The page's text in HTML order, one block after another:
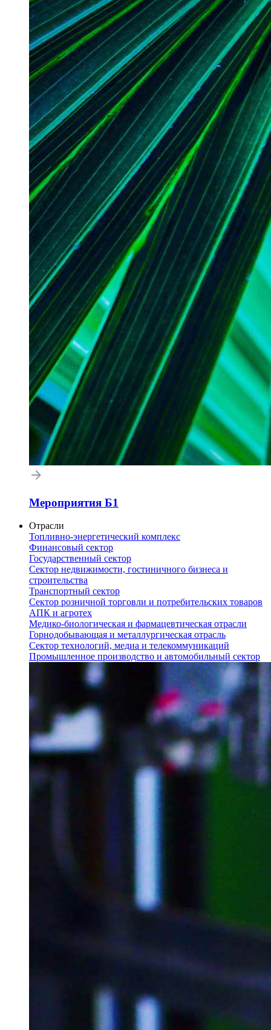
Мероприятия Б1
Отрасли
Топливно-энергетический комплекс
Финансовый сектор
Государственный сектор
Сектор недвижимости, гостиничного бизнеса и
строительства
Транспортный сектор
Сектор розничной торговли и потребительских товаров
АПК и агротех
Медико-биологическая и фармацевтическая отрасли
Горнодобывающая и металлургическая отрасль
Сектор технологий, медиа и телекоммуникаций
Промышленное производство и автомобильный сектор